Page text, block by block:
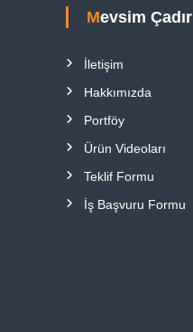
Mevsim Çadır
İletişim
Hakkımızda
Portföy
Ürün Videoları
Teklif Formu
İş Başvuru Formu